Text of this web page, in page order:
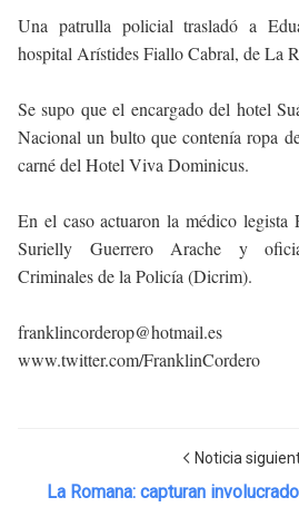
Una patrulla policial trasladó a
hospital Arístides Fiallo Cabral, de La
Se supo que el encargado del hotel
Nacional un bulto que contenía ropa
carné del Hotel Viva Dominicus.
En el caso actuaron la médico legista
Surielly Guerrero Arache y
Criminales de la Policía (Dicrim).
franklincorderop@hotmail.es
www.twitter.com/FranklinCordero
Noticia
La Romana: capturan